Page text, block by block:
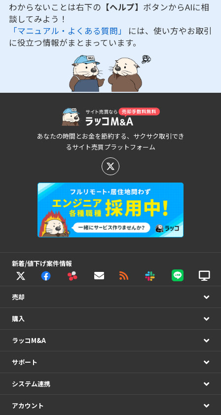
わからないことは右下の 【ヘルプ】 ボタンからAIに相
談してみよう！
「マニュアル・よくある質問」 には、使い方やお取引
に役立つ情報がまとまっています。
あなたの時間とお金を節約する、サクサク取引でき
るサイト売買プラットフォーム
新着/値下げ案件情報
売却
購入
ラッコM&A
サポート
システム連携
アカウント